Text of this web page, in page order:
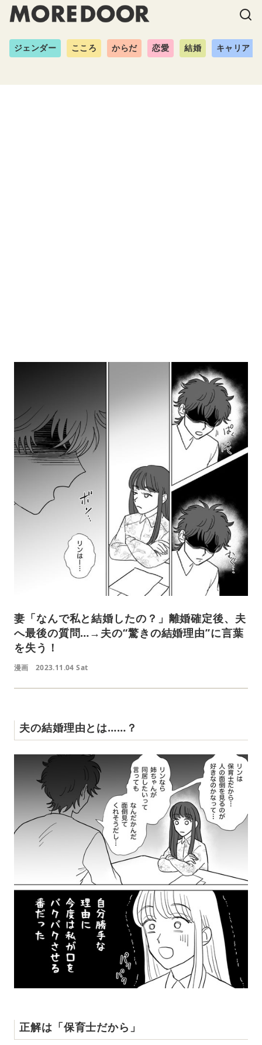
ジェンダー こころ からだ 恋愛 結婚 キャリア
妻「なんで私と結婚したの？」離婚確定後、夫
へ最後の質問…→夫の“驚きの結婚理由”に言葉
を失う！
漫画 2023.11.04 Sat
夫の結婚理由とは……？
正解は「保育士だから」